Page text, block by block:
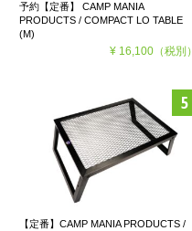
予約【定番】 CAMP MANIA
PRODUCTS / COMPACT LO TABLE
(M)
¥ 16,100（税別）
【定番】CAMP MANIA PRODUCTS /